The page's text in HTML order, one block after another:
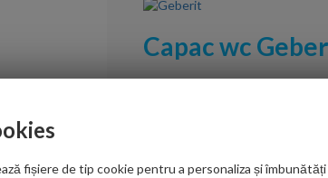
Capac wc
fișiere de tip cookie pentru a personaliza și îmbunătăți